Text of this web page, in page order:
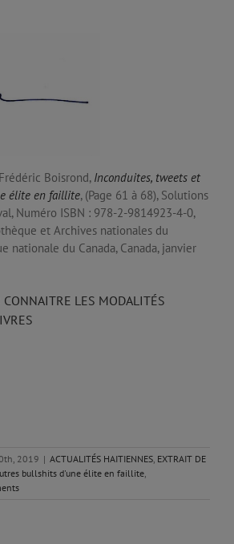
Boisrond, Inconduites, tweets et
élite en faillite, (Page 61 à 68), Solutions
Numéro ISBN : 978-2-9814923-4-0,
et Archives nationales du
nationale du Canada, Canada, janvier
CONNAITRE LES MODALITÉS
2019 | ACTUALITÉS HAITIENNES EXTRAIT DE
bullshits d'une élite en faillite